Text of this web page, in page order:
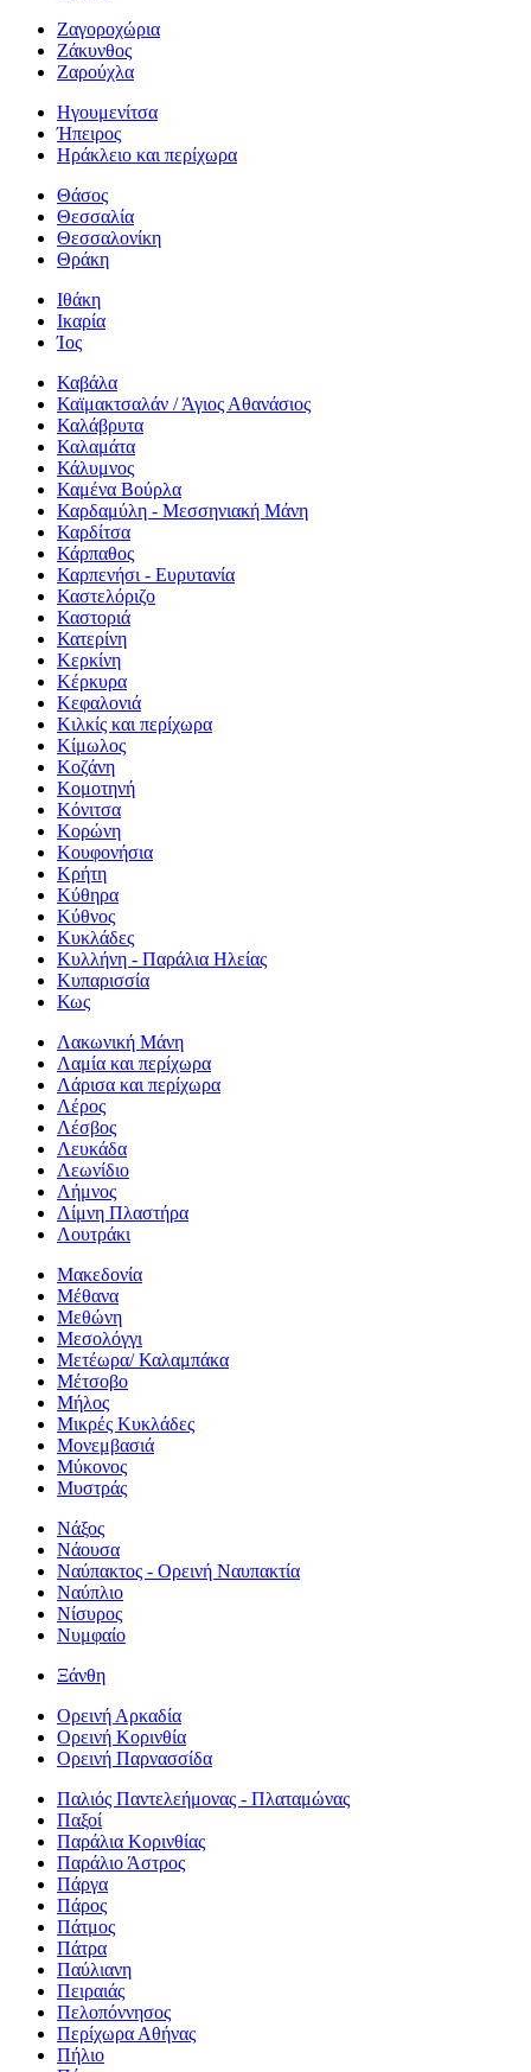
Ζαγοροχώρια
Ζάκυνθος
Ζαρούχλα
Ηγουμενίτσα
Ήπειρος
Ηράκλειο και περίχωρα
Θάσος
Θεσσαλία
Θεσσαλονίκη
Θράκη
Ιθάκη
Ικαρία
Ίος
Καβάλα
Καϊμακτσαλάν / Άγιος Αθανάσιος
Καλάβρυτα
Καλαμάτα
Κάλυμνος
Καμένα Βούρλα
Καρδαμύλη - Μεσσηνιακή Μάνη
Καρδίτσα
Κάρπαθος
Καρπενήσι - Ευρυτανία
Καστελόριζο
Καστοριά
Κατερίνη
Κερκίνη
Κέρκυρα
Κεφαλονιά
Κιλκίς και περίχωρα
Κίμωλος
Κοζάνη
Κομοτηνή
Κόνιτσα
Κορώνη
Κουφονήσια
Κρήτη
Κύθηρα
Κύθνος
Κυκλάδες
Κυλλήνη - Παράλια Ηλείας
Κυπαρισσία
Κως
Λακωνική Μάνη
Λαμία και περίχωρα
Λάρισα και περίχωρα
Λέρος
Λέσβος
Λευκάδα
Λεωνίδιο
Λήμνος
Λίμνη Πλαστήρα
Λουτράκι
Μακεδονία
Μέθανα
Μεθώνη
Μεσολόγγι
Μετέωρα/ Καλαμπάκα
Μέτσοβο
Μήλος
Μικρές Κυκλάδες
Μονεμβασιά
Μύκονος
Μυστράς
Νάξος
Νάουσα
Ναύπακτος - Ορεινή Ναυπακτία
Ναύπλιο
Νίσυρος
Νυμφαίο
Ξάνθη
Ορεινή Αρκαδία
Ορεινή Κορινθία
Ορεινή Παρνασσίδα
Παλιός Παντελεήμονας - Πλαταμώνας
Παξοί
Παράλια Κορινθίας
Παράλιο Άστρος
Πάργα
Πάρος
Πάτμος
Πάτρα
Παύλιανη
Πειραιάς
Πελοπόννησος
Περίχωρα Αθήνας
Πήλιο